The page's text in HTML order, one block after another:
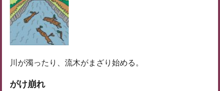
川が濁ったり、流木がまざり始める。
がけ崩れ